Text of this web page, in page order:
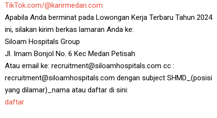
TikTok.com/@karirmedan.com
Apabila Anda berminat pada Lowongan Kerja Terbaru Tahun 2024
ini, silakan kirim berkas lamaran Anda ke:
Siloam Hospitals Group
Jl. Imam Bonjol No. 6 Kec Medan Petisah
Atau email ke: recruitment@siloamhospitals.com cc :
recruitment@siloamhospitals.com dengan subject SHMD_(posisi
yang dilamar)_nama atau daftar di sini:
daftar